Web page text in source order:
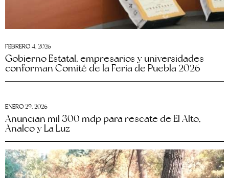
FEBRERO 4, 2026
Gobierno Estatal, empresarios y universidades
conforman Comité de la Feria de Puebla 2026
ENERO 29, 2026
Anuncian mil 300 mdp para rescate de El Alto,
Analco y La Luz